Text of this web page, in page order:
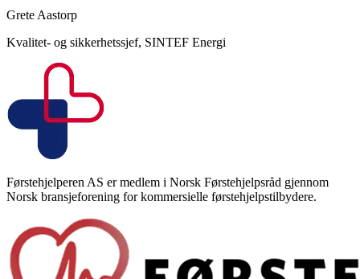
Grete Aastorp
Kvalitet- og sikkerhetssjef, SINTEF Energi
Førstehjelperen AS er medlem i Norsk Førstehjelpsråd gjennom
Norsk bransjeforening for kommersielle førstehjelpstilbydere.